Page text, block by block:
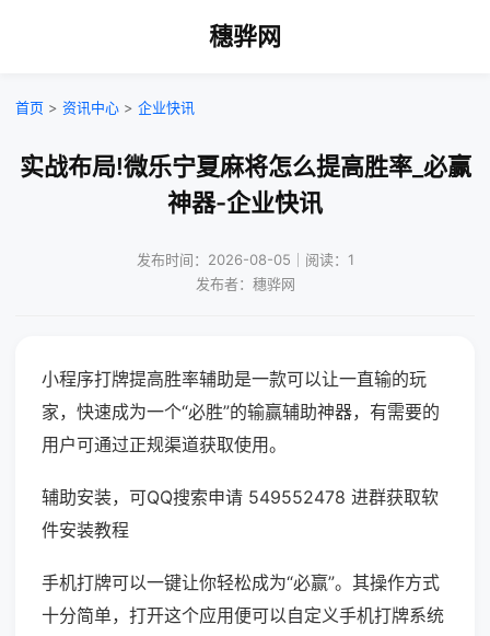
穗骅网
首页 > 资讯中心 > 企业快讯
实战布局!微乐宁夏麻将怎么提高胜率_必赢
神器-企业快讯
发布时间：2026-08-05｜阅读：1
发布者：穗骅网
小程序打牌提高胜率辅助是一款可以让一直输的玩
家，快速成为一个“必胜”的输赢辅助神器，有需要的
用户可通过正规渠道获取使用。
辅助安装，可QQ搜索申请 549552478 进群获取软
件安装教程
手机打牌可以一键让你轻松成为“必赢”。其操作方式
十分简单，打开这个应用便可以自定义手机打牌系统